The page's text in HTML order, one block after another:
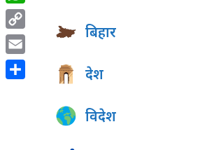
बिहार
देश
विदेश
WhatsApp
Copy
Link
Email